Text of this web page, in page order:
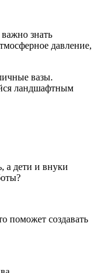
знать
давление,
вазы.
ландшафтным
а дети и внуки
поможет создавать